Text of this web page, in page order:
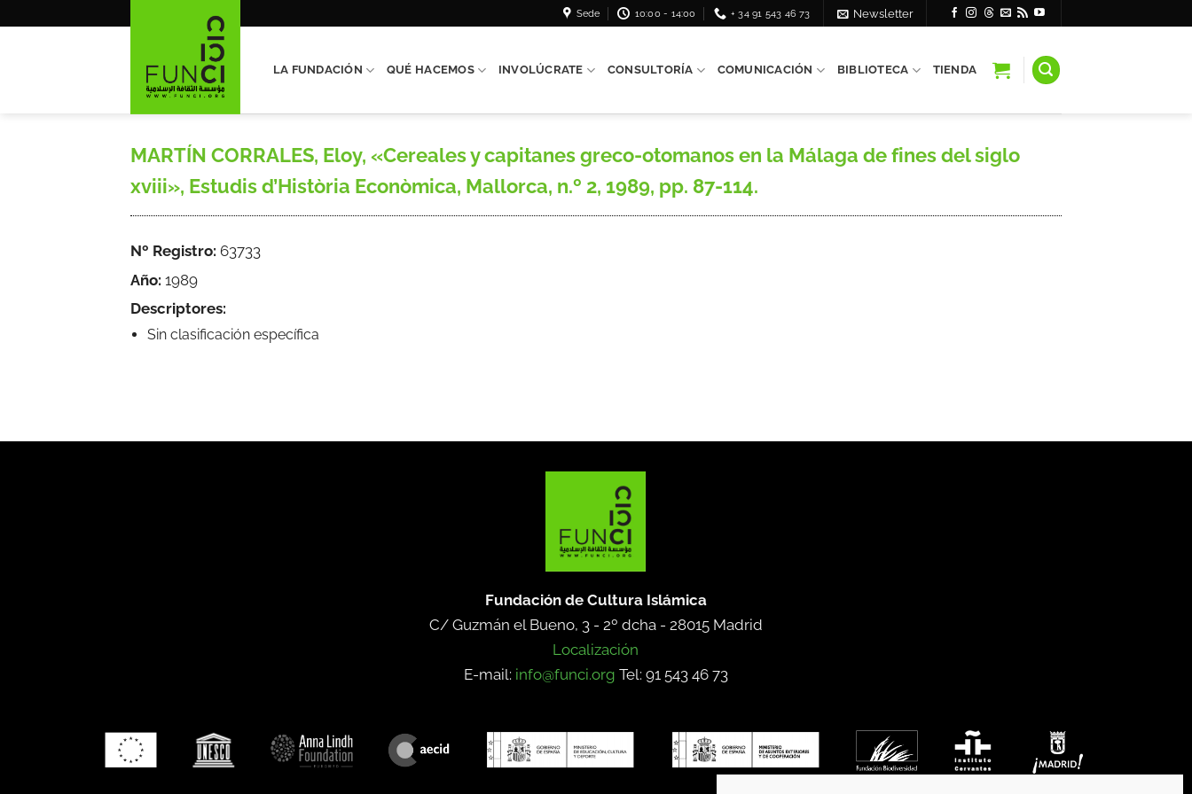
Sede 10:00 - 14:00 + 34 91 543 46 73 Newsletter
LA FUNDACIÓN QUÉ HACEMOS INVOLÚCRATE CONSULTORÍA COMUNICACIÓN BIBLIOTECA TIENDA
MARTÍN CORRALES, Eloy, «Cereales y capitanes greco-otomanos en la Málaga de fines del siglo
xviii», Estudis d’Història Econòmica, Mallorca, n.º 2, 1989, pp. 87-114.
Nº Registro: 63733
Año: 1989
Descriptores:
Sin clasificación específica
Fundación de Cultura Islámica
C/ Guzmán el Bueno, 3 - 2º dcha - 28015 Madrid
Localización
E-mail: info@funci.org Tel: 91 543 46 73